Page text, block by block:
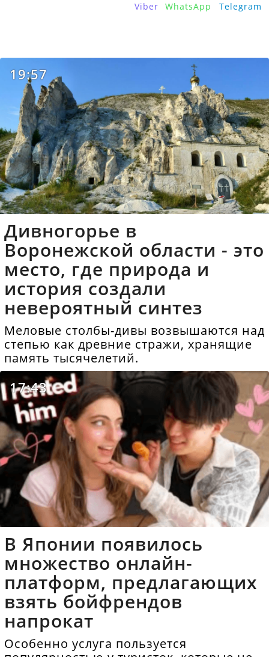
Viber WhatsApp Telegram
19:57
Дивногорье в
Воронежской области - это
место, где природа и
история создали
невероятный синтез
Меловые столбы-дивы возвышаются над
степью как древние стражи, хранящие
память тысячелетий.
17:43
В Японии появилось
множество онлайн-
платформ, предлагающих
взять бойфрендов
напрокат
Особенно услуга пользуется